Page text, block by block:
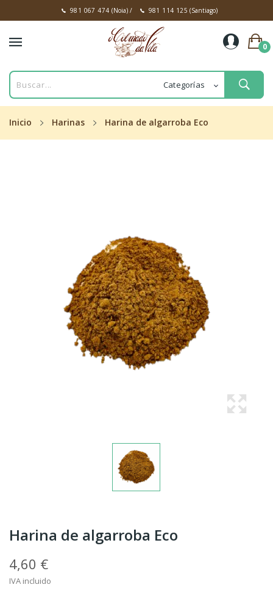
981 067 474 (Noia)/ 981 114 125 (Santiago)
0
Inicio Harinas Harina de algarroba Eco
Harina de algarroba Eco
4,60 €
IVA incluido